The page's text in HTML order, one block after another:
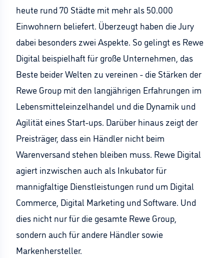
heute rund 70 Städte mit mehr als 50.000
Einwohnern beliefert. Überzeugt haben die Jury
dabei besonders zwei Aspekte. So gelingt es Rewe
Digital beispielhaft für große Unternehmen, das
Beste beider Welten zu vereinen - die Stärken der
Rewe Group mit den langjährigen Erfahrungen im
Lebensmitteleinzelhandel und die Dynamik und
Agilität eines Start-ups. Darüber hinaus zeigt der
Preisträger, dass ein Händler nicht beim
Warenversand stehen bleiben muss. Rewe Digital
agiert inzwischen auch als Inkubator für
mannigfaltige Dienstleistungen rund um Digital
Commerce, Digital Marketing und Software. Und
dies nicht nur für die gesamte Rewe Group,
sondern auch für andere Händler sowie
Markenhersteller.